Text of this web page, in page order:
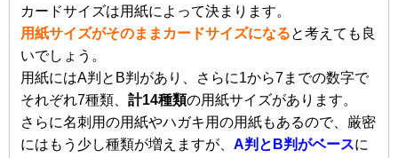
カードサイズは用紙によって決まります。
用紙サイズがそのままカードサイズになると考えても良
いでしょう。
用紙にはA判とB判があり、さらに1から7までの数字で
それぞれ7種類、 計14種類の用紙サイズがあります。
さらに名刺用の用紙やハガキ用の用紙もあるので、厳密
にはもう少し種類が増えますが、 A判とB判がベースに